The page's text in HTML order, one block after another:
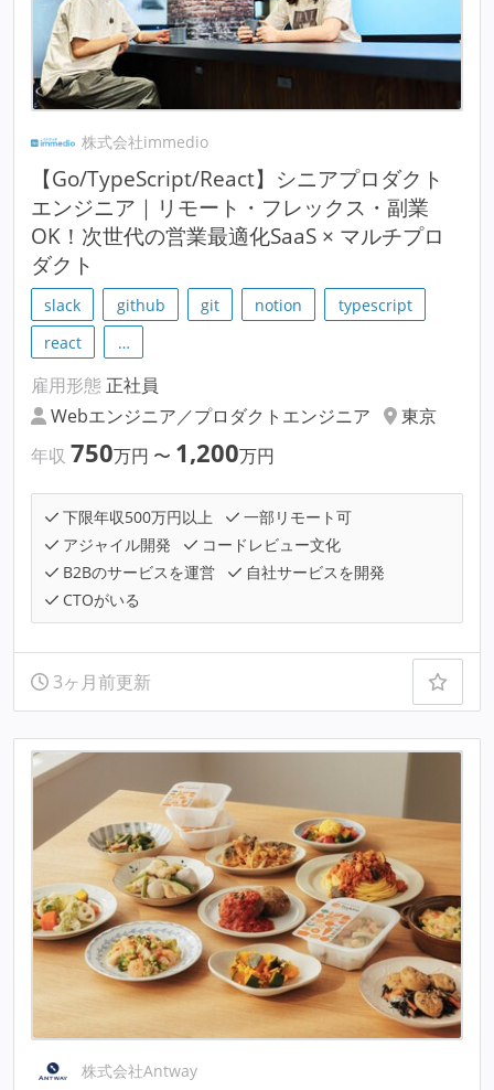
株式会社immedio
【Go/TypeScript/React】シニアプロダクト
エンジニア｜リモート・フレックス・副業
OK！次世代の営業最適化SaaS × マルチプロ
ダクト
slack github git notion
typescript
react
…
雇用形態 正社員
Webエンジニア／プロダクトエンジニア
東京
年収 750万円 〜 1,200万円
下限年収500万円以上
一部リモート可
アジャイル開発
コードレビュー文化
B2Bのサービスを運営
自社サービスを開発
CTOがいる
3ヶ月前更新
株式会社Antway